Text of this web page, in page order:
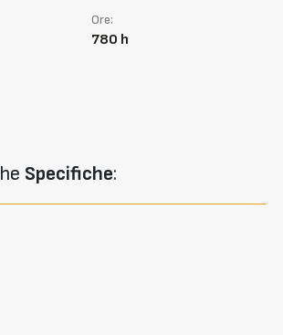
Ore:
780 h
Specifiche: